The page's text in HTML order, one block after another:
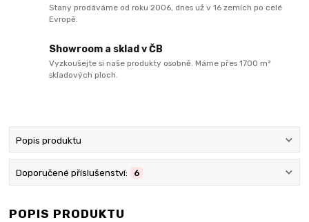
Stany prodáváme od roku 2006, dnes už v 16 zemích po celé
Evropě.
Showroom a sklad v ČB
Vyzkoušejte si naše produkty osobně. Máme přes 1700 m²
skladových ploch.
Popis produktu
Doporučené příslušenství: 6
POPIS PRODUKTU